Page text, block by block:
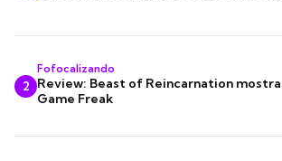
2
Fofocalizando
Review: Beast of Reincarnation
Game Freak